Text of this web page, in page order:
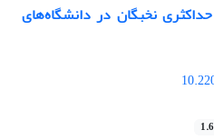
نخبگان در دانشگاه‌های